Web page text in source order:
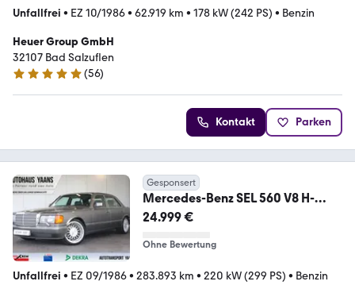
Unfallfrei • EZ 10/1986• 62.919 km • 178 kW (242 PS) • Benzin
Heuer Group GmbH
32107 Bad Salzuflen
4.9 Sterne
(56)
Kontakt Parken
Gesponsert
Mercedes-Benz SEL 560 V8 H-
KZ+MEM+TEMPOMAT+BRABUS
24.999 €
Ohne Bewertung
Unfallfrei • EZ 09/1986• 283.893 km • 220 kW (299 PS) • Benzin